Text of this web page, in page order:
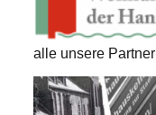
alle unsere Partner